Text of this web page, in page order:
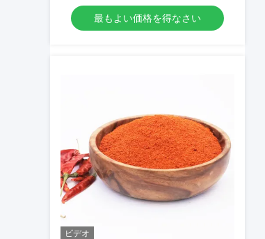
最もよい価格を得なさい
ビデオ